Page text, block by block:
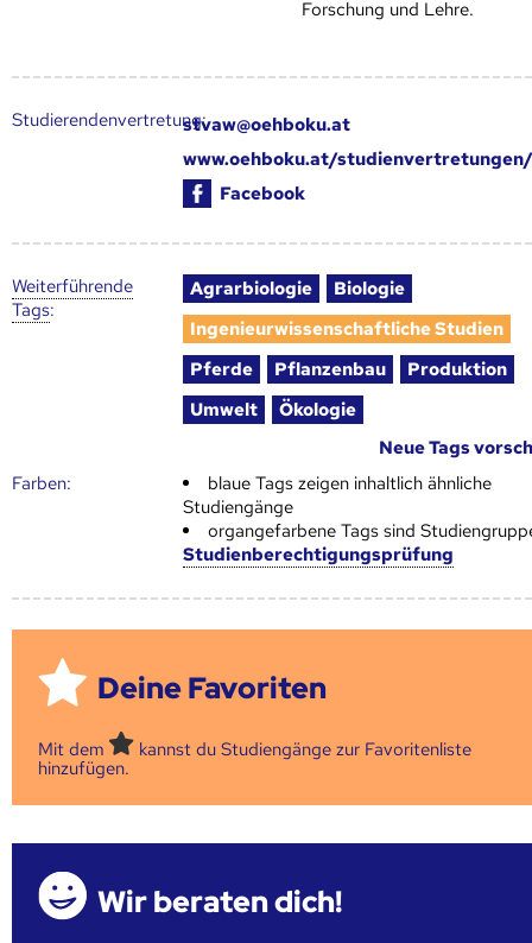
Forschung und Lehre.
Studierendenvertretung:stvaw@oehboku.at
www.oehboku.at/
Facebook
Weiter­führende
Tags:
Agrarbiologie
Biologie
Ingenieurwissenschaftliche Studien
Pferde
Pflanzenbau
Produktion
Umwelt
Ökologie
Neue Tags
Farben:
blaue Tags zeigen inhaltlich ähnliche
Studiengänge
organgefarbene Tags sind
Studienberechtigungsprüfung
Deine Favoriten
Mit dem
kannst du Studiengänge zur Favoritenliste
hinzufügen.
Wir beraten dich!